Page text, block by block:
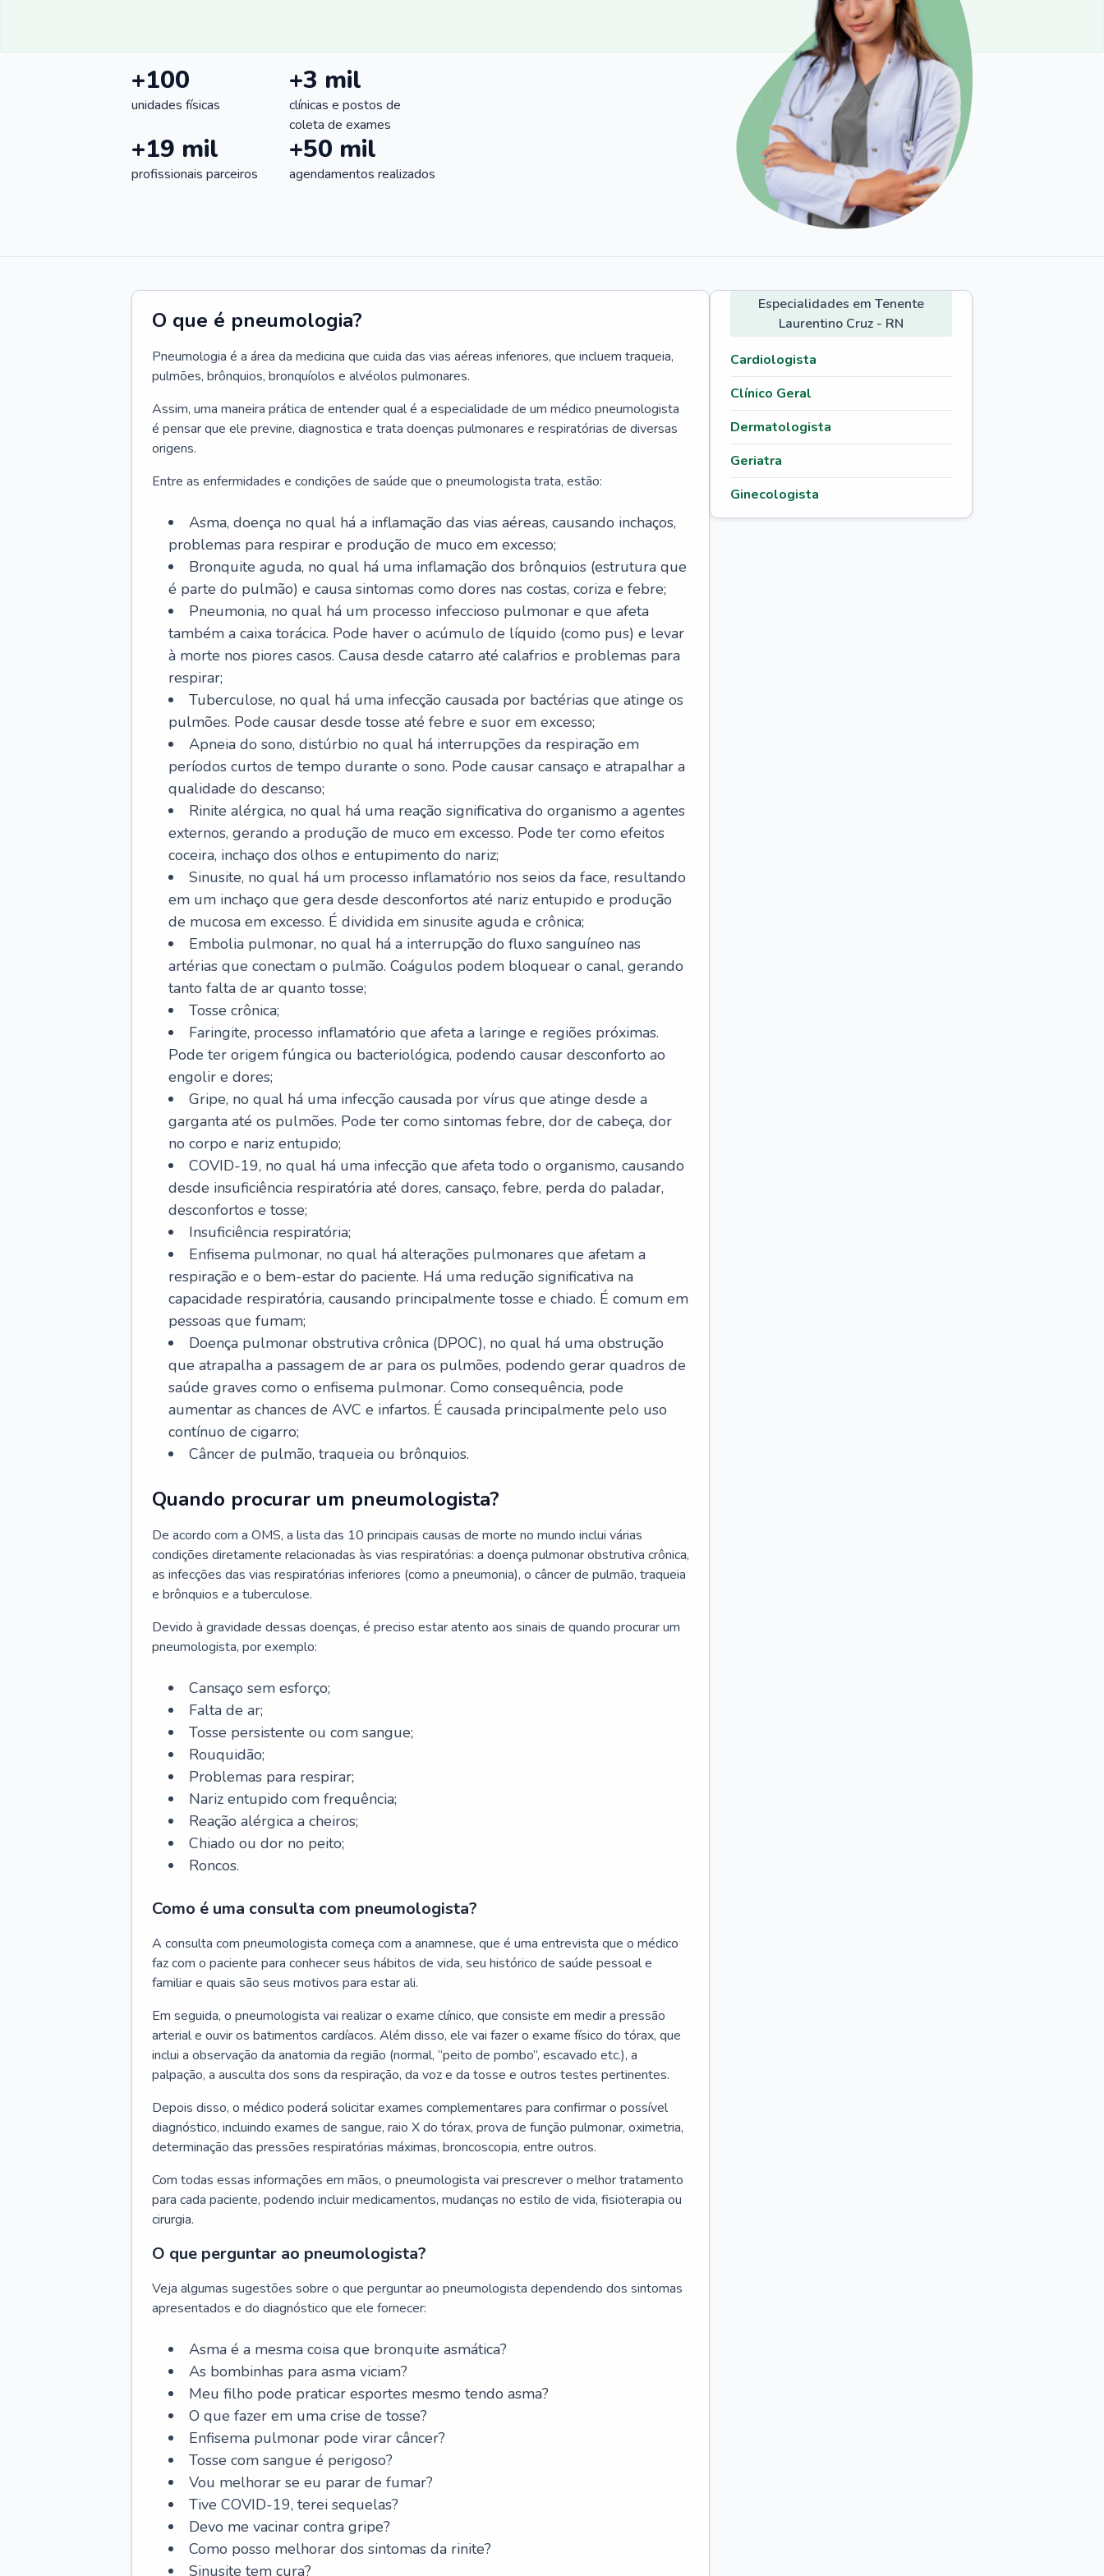
+100
unidades físicas
+3 mil
clínicas e postos de
coleta de exames
+19 mil
profissionais parceiros
+50 mil
agendamentos realizados
O que é pneumologia?
Pneumologia é a área da medicina que cuida das vias aéreas inferiores, que incluem traqueia,
pulmões, brônquios, bronquíolos e alvéolos pulmonares.
Assim, uma maneira prática de entender qual é a especialidade de um médico pneumologista
é pensar que ele previne, diagnostica e trata doenças pulmonares e respiratórias de diversas
origens.
Entre as enfermidades e condições de saúde que o pneumologista trata, estão:
Asma, doença no qual há a inflamação das vias aéreas, causando inchaços,
problemas para respirar e produção de muco em excesso;
Bronquite aguda, no qual há uma inflamação dos brônquios (estrutura que
é parte do pulmão) e causa sintomas como dores nas costas, coriza e febre;
Pneumonia, no qual há um processo infeccioso pulmonar e que afeta
também a caixa torácica. Pode haver o acúmulo de líquido (como pus) e levar
à morte nos piores casos. Causa desde catarro até calafrios e problemas para
respirar;
Tuberculose, no qual há uma infecção causada por bactérias que atinge os
pulmões. Pode causar desde tosse até febre e suor em excesso;
Apneia do sono, distúrbio no qual há interrupções da respiração em
períodos curtos de tempo durante o sono. Pode causar cansaço e atrapalhar a
qualidade do descanso;
Rinite alérgica, no qual há uma reação significativa do organismo a agentes
externos, gerando a produção de muco em excesso. Pode ter como efeitos
coceira, inchaço dos olhos e entupimento do nariz;
Sinusite, no qual há um processo inflamatório nos seios da face, resultando
em um inchaço que gera desde desconfortos até nariz entupido e produção
de mucosa em excesso. É dividida em sinusite aguda e crônica;
Embolia pulmonar, no qual há a interrupção do fluxo sanguíneo nas
artérias que conectam o pulmão. Coágulos podem bloquear o canal, gerando
tanto falta de ar quanto tosse;
Tosse crônica;
Faringite, processo inflamatório que afeta a laringe e regiões próximas.
Pode ter origem fúngica ou bacteriológica, podendo causar desconforto ao
engolir e dores;
Gripe, no qual há uma infecção causada por vírus que atinge desde a
garganta até os pulmões. Pode ter como sintomas febre, dor de cabeça, dor
no corpo e nariz entupido;
COVID-19, no qual há uma infecção que afeta todo o organismo, causando
desde insuficiência respiratória até dores, cansaço, febre, perda do paladar,
desconfortos e tosse;
Insuficiência respiratória;
Enfisema pulmonar, no qual há alterações pulmonares que afetam a
respiração e o bem-estar do paciente. Há uma redução significativa na
capacidade respiratória, causando principalmente tosse e chiado. É comum em
pessoas que fumam;
Doença pulmonar obstrutiva crônica (DPOC), no qual há uma obstrução
que atrapalha a passagem de ar para os pulmões, podendo gerar quadros de
saúde graves como o enfisema pulmonar. Como consequência, pode
aumentar as chances de AVC e infartos. É causada principalmente pelo uso
contínuo de cigarro;
Câncer de pulmão, traqueia ou brônquios.
Quando procurar um pneumologista?
De acordo com a OMS, a lista das 10 principais causas de morte no mundo inclui várias
condições diretamente relacionadas às vias respiratórias: a doença pulmonar obstrutiva crônica,
as infecções das vias respiratórias inferiores (como a pneumonia), o câncer de pulmão, traqueia
e brônquios e a tuberculose.
Devido à gravidade dessas doenças, é preciso estar atento aos sinais de quando procurar um
pneumologista, por exemplo:
Cansaço sem esforço;
Falta de ar;
Tosse persistente ou com sangue;
Rouquidão;
Problemas para respirar;
Nariz entupido com frequência;
Reação alérgica a cheiros;
Chiado ou dor no peito;
Roncos.
Como é uma consulta com pneumologista?
A consulta com pneumologista começa com a anamnese, que é uma entrevista que o médico
faz com o paciente para conhecer seus hábitos de vida, seu histórico de saúde pessoal e
familiar e quais são seus motivos para estar ali.
Em seguida, o pneumologista vai realizar o exame clínico, que consiste em medir a pressão
arterial e ouvir os batimentos cardíacos. Além disso, ele vai fazer o exame físico do tórax, que
inclui a observação da anatomia da região (normal, “peito de pombo”, escavado etc.), a
palpação, a ausculta dos sons da respiração, da voz e da tosse e outros testes pertinentes.
Depois disso, o médico poderá solicitar exames complementares para confirmar o possível
diagnóstico, incluindo exames de sangue, raio X do tórax, prova de função pulmonar, oximetria,
determinação das pressões respiratórias máximas, broncoscopia, entre outros.
Com todas essas informações em mãos, o pneumologista vai prescrever o melhor tratamento
para cada paciente, podendo incluir medicamentos, mudanças no estilo de vida, fisioterapia ou
cirurgia.
O que perguntar ao pneumologista?
Veja algumas sugestões sobre o que perguntar ao pneumologista dependendo dos sintomas
apresentados e do diagnóstico que ele fornecer:
Asma é a mesma coisa que bronquite asmática?
As bombinhas para asma viciam?
Meu filho pode praticar esportes mesmo tendo asma?
O que fazer em uma crise de tosse?
Enfisema pulmonar pode virar câncer?
Tosse com sangue é perigoso?
Vou melhorar se eu parar de fumar?
Tive COVID-19, terei sequelas?
Devo me vacinar contra gripe?
Como posso melhorar dos sintomas da rinite?
Sinusite tem cura?
Especialidades em Tenente
Laurentino Cruz - RN
Cardiologista
Clínico Geral
Dermatologista
Geriatra
Ginecologista